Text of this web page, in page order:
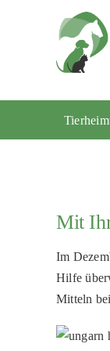
Mit
Im
Hilfe
Mitteln